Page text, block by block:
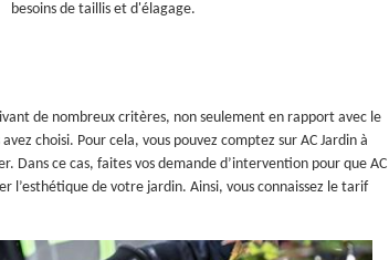
besoins de taillis et d'élagage.
de nombreux critères, non seulement en rapport avec le
choisi. Pour cela, vous pouvez comptez sur AC Jardin à
ce cas, faites vos demande d’intervention pour que AC
l’esthétique de votre jardin. Ainsi, vous connaissez le tarif